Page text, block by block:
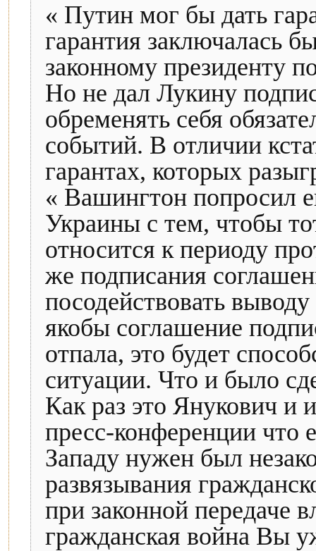
« Путин мог бы дать
гарантия заключалась
законному президенту
Но не дал Лукину
обременять себя
событий. В отличии
гарантах, которых
« Вашингтон попросил
Украины с тем, чтобы
относится к периоду
же подписания
посодействовать
якобы соглашение
отпала, это будет
ситуации. Что и было
Как раз это Янукович и
пресс-конференции что
Западу нужен был
развязывания
при законной передаче
гражданская война Вы